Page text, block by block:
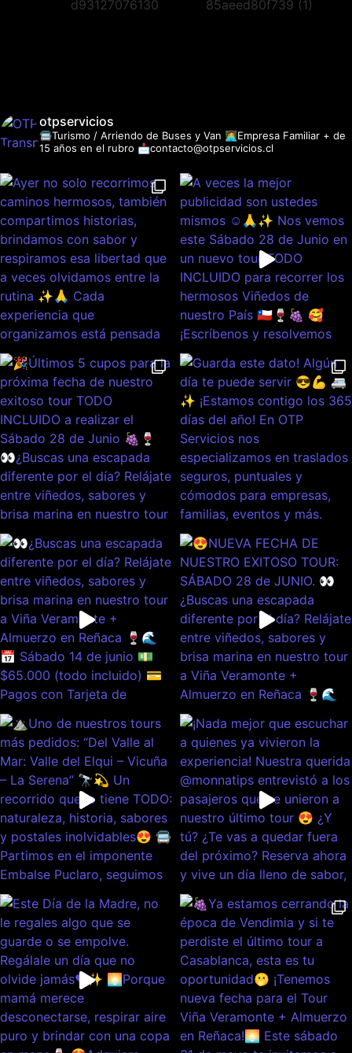
otpservicios
🚍Turismo / Arriendo de Buses y Van 👩‍💻Empresa Familiar + de
15 años en el rubro 📩contacto@otpservicios.cl